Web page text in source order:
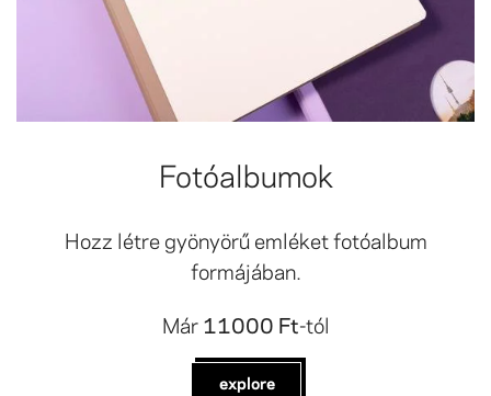
Fotóalbumok
Hozz létre gyönyörű emléket fotóalbum
formájában.
Már11000 Ft-tól
explore